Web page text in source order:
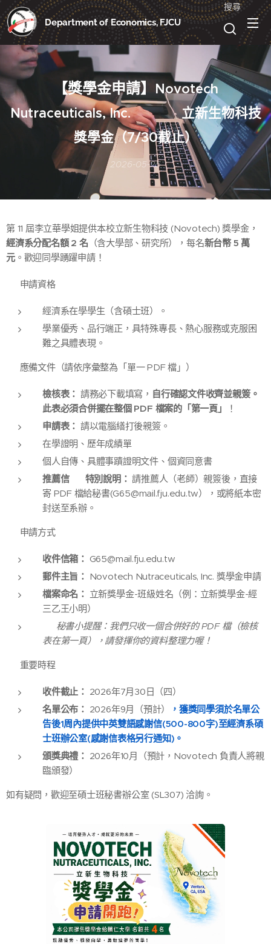
Department of Economics, FJCU
搜尋
【獎學金申請】
Novotech
Nutraceuticals, Inc. 立新生物科技
獎學金（7/30截止）
2026-05-25
第 11 屆李立華學姐提供本校立新生物科技 (Novotech) 獎學金，
經濟系分配名額 2 名 （含大學部、研究所），每名新台幣 5 萬
元。歡迎同學踴躍申請！
🔹 申請資格
經濟系在學學生（含碩士班）。
學業優秀、品行端正，具特殊專長、熱心服務或克服困
難之具體表現。
🔹 應備文件（請依序彙整為「單一 PDF 檔」）
檢核表： 請務必下載填寫， 自行確認文件收齊並親簽。
此表必須合併擺在整個 PDF 檔案的「第一頁」
！
申請表： 請以電腦繕打後親簽。
在學證明、歷年成績單
個人自傳、具體事蹟證明文件、個資同意書
推薦信⚠️ 特別說明： 請推薦人（老師）親簽後，直接
寄 PDF 檔給秘書(G65@mail.fju.edu.tw），或將紙本密
封送至系辦。
🔹 申請方式
收件信箱： G65@mail.fju.edu.tw
郵件主旨： Novotech Nutraceuticals, Inc. 獎學金申請
檔案命名： 立新獎學金-班級姓名（例：立新獎學金-經
三乙王小明）
秘書小提醒：我們只收一個合併好的 PDF 檔（檢核
表在第一頁），請發揮你的資料整理力喔！
📅 重要時程
收件截止： 2026年7月30日（四）
名單公布： 2026年9月（預計）
，獲獎同學須於名單公
告後1周內提供中英雙語感謝信(500-800字)至經濟系碩
士班辦公室(感謝信表格另行通知)。
頒獎典禮： 2026年10月（預計，Novotech 負責人將親
臨頒發）
如有疑問，歡迎至碩士班秘書辦公室 (SL307) 洽詢。